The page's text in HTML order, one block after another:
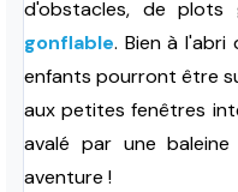
d'obstacles, de plots
gonflable. Bien à l'abri
enfants pourront être
aux petites fenêtres
avalé par une
aventure !